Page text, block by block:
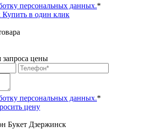
персональных данных.*
Купить в один клик
запроса цены
персональных данных.*
цену
Букет Дзержинск